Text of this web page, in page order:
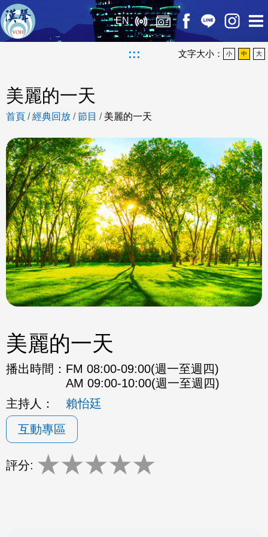
EN
::: 文字大小： 小 中 大
美麗的一天
首頁 /經典回放 /節目 / 美麗的一天
美麗的一天
播出時間： FM 08:00-09:00(週一至週四)
AM 09:00-10:00(週一至週四)
主持人：
賴怡廷
互動專區
評分: ★★★★★